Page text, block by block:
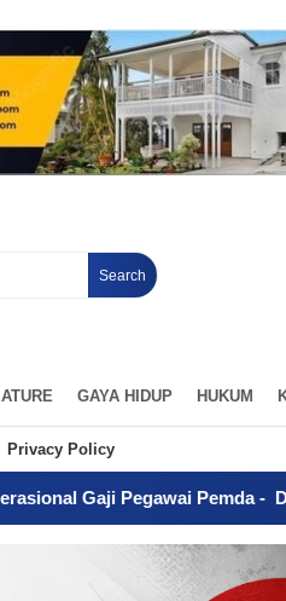
Search
GAYA HIDUP HUKUM
Privacy Policy
Pemda- Dari Kegagalan